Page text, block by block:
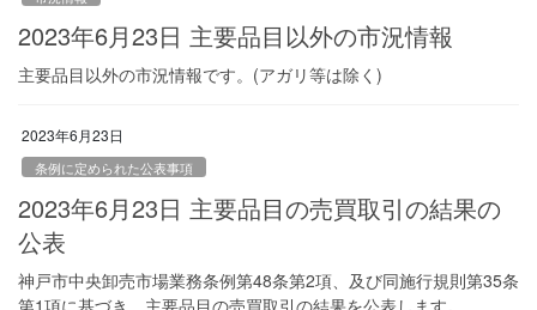
2023年6月23日 主要品目以外の市況情報
主要品目以外の市況情報です。(アガリ等は除く)
2023年6月23日
条例に定められた公表事項
2023年6月23日 主要品目の売買取引の結果の
公表
神戸市中央卸売市場業務条例第48条第2項、及び同施行規則第35条
第1項に基づき、主要品目の売買取引の結果を公表します。